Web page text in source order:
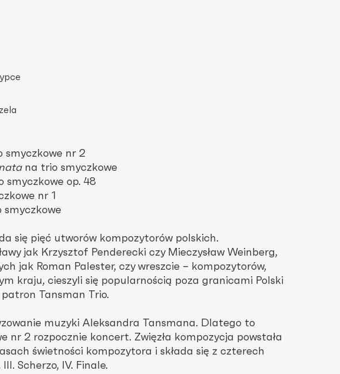
smyczkowe nr 2
na trio smyczkowe
smyczkowe op. 48
nr 1
smyczkowe
się pięć utworów kompozytorów polskich.
jak Krzysztof Penderecki czy Mieczysław Weinberg,
jak Roman Palester, czy wreszcie – kompozytorów,
kraju, cieszyli się popularnością poza granicami Polski
Tansman Trio.
muzyki Aleksandra Tansmana. Dlatego to
nr 2 rozpocznie koncert. Zwięzła kompozycja powstała
świetności kompozytora i składa się z czterech
Scherzo, IV. Finale.